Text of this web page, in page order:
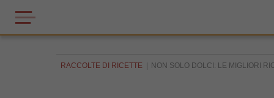
RACCOLTE DI RICETTE NON SOLO DOLCI: LE MIGLIORI